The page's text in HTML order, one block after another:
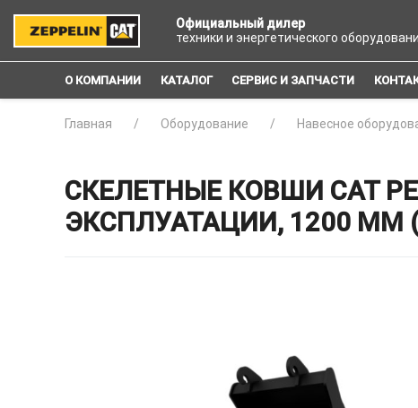
Официальный дилер
техники и энергетического
О КОМПАНИИ КАТАЛОГ СЕРВИС И ЗАПЧАСТИ
Главная Оборудование Навесное
СКЕЛЕТНЫЕ КОВШИ CAT
ЭКСПЛУАТАЦИИ, 1200 ММ